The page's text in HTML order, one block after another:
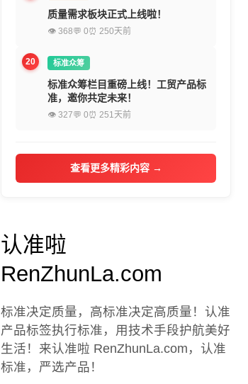
质量需求板块正式上线啦！
👁 368💬 0⏰ 250天前
20 标准众筹
标准众筹栏目重磅上线！工贸产品标
准，邀你共定未来！
👁 327💬 0⏰ 251天前
查看更多精彩内容 →
认准啦
RenZhunLa.com
标准决定质量，高标准决定高质量！认准
产品标签执行标准，用技术手段护航美好
生活！来认准啦 RenZhunLa.com，认准
标准，严选产品！